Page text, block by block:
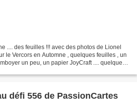
.... des feuilles !!! avec des photos de Lionel
le Vercors en Automne , quelques feuilles , un
un peu, un papier JoyCraft .... quelques
défi 556 de PassionCartes